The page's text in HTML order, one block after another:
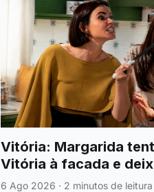
Vitória: Margarida
Vitória à facada e
família em choque
6 Ago 2026 · 2 minutos de leitura